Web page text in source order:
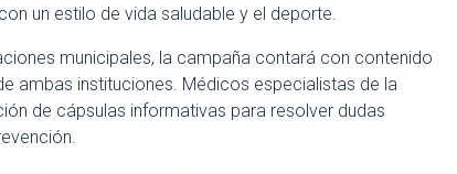
un estilo de vida saludable y el deporte.
municipales, la campaña contará con contenido
ambas instituciones. Médicos especialistas de la
de cápsulas informativas para resolver dudas